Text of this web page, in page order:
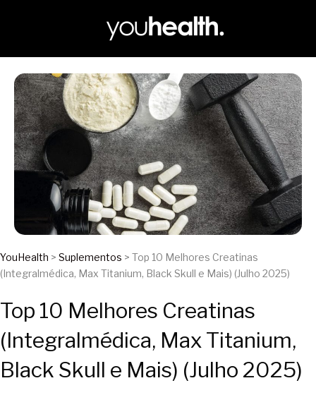
YouHealth > Suplementos > Top 10 Melhores Creatinas
(Integralmédica, Max Titanium, Black Skull e Mais) (Julho 2025)
Top 10 Melhores Creatinas
(Integralmédica, Max Titanium,
Black Skull e Mais) (Julho 2025)